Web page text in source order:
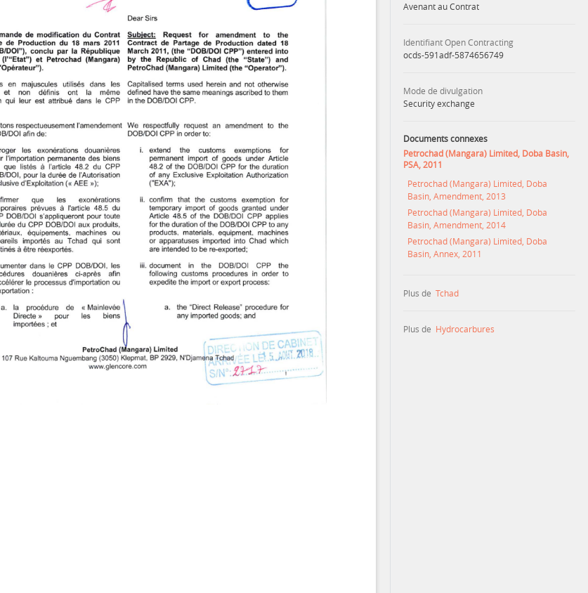
Avenant au Contrat
Identifiant Open Contracting
ocds-591adf-5874656749
Mode de divulgation
Security exchange
Documents connexes
Petrochad (Mangara) Limited, Doba Basin,
PSA, 2011
Petrochad (Mangara) Limited, Doba
Basin, Amendment, 2013
Petrochad (Mangara) Limited, Doba
Basin, Amendment, 2014
Petrochad (Mangara) Limited, Doba
Basin, Annex, 2011
Plus de Tchad
Plus de Hydrocarbures